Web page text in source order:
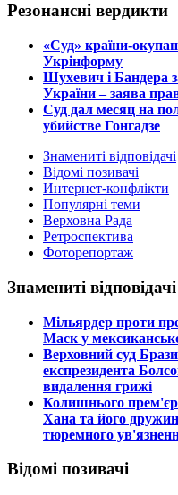
Резонансні вердикти
​«Суд» країни-
Укрінформу
Шухевич і Бандера
України – заява
Суд дал месяц на
убийстве Гонгадзе
Знамениті відповідачі
Відомі позивачі
Интернет-конфлікти
Популярні теми
Верховна Рада
Ретроспектива
Фоторепортаж
Знамениті відповідачі
​Мільярдер проти
Маск у
​Верховний суд
експрезидента
видалення грижі
​Колишнього
Хана та його
тюремного
Відомі позивачі